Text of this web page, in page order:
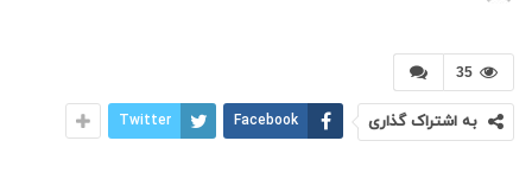
35
به اشتراک گذاری Facebook
Twitter